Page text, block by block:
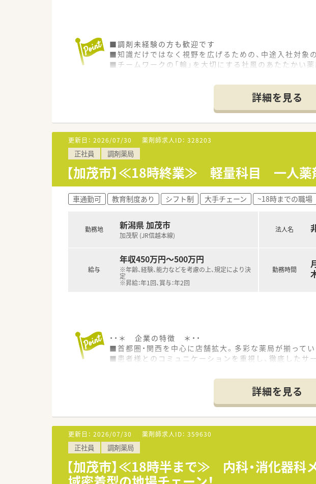
■調剤未経験の方も歓迎です
■知識だけではなく視野を広げるための、中途入社対象
■チームワークの「輪」を大切にする社風のあたたかい薬
詳細を見る
更新日： 2026/07/30 薬剤師求人ID： 328203
正社員 調剤薬局
【加茂市】≪18時終業≫ 軽量科目 一人薬
車通勤可 教育制度あり シフト制 大手チェーン ~18時までの職場
勤務地 新潟県 加茂市
加茂駅 (JR信越本線)
給与
年収450万円～500万円
※年齢、経験、能力などを考慮の上、規定により決
定
※昇給：年1回、賞与：年2回
法人名
勤務時間
・・＊ 企業の特徴 ＊・・
■首都圏・関西を中心に店舗拡大。多彩な薬局が揃ってい
■患者様とのコミュニケーションを重視し、徹底したサ
■クラウドを活用した、電子お薬手帳で服薬管理
※クラウドサーバーで服薬管理をしているので、非常
■「メディカルアロマ」を活用した予防医療の提案に力
詳細を見る
更新日： 2026/07/30 薬剤師求人ID： 359630
正社員 調剤薬局
【加茂市】≪18時半まで≫ 内科・消化器